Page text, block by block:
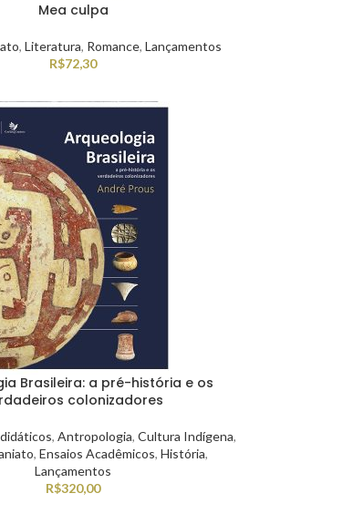
Mea culpa
, Literatura, Romance, Lançamentos
R$72,30
Brasileira: a pré-história e os
colonizadores
, Antropologia, Cultura Indígena,
, Ensaios Acadêmicos, História,
Lançamentos
R$320,00